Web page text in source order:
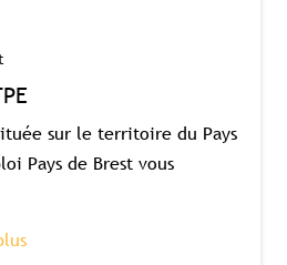
sur le territoire du Pays
Pays de Brest vous
aux abonné(e)s
et accédez à